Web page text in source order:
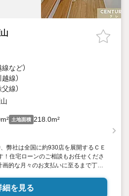
線など）
線）
線）
土地面積 218.0m²
弊社は全国に約930店を展開するＣＥ
！住宅ローンのご相談もお任せくださ
的な月々のお支払いに至るまで丁寧
にお問合せ下さい。歓迎中国籍！有中
（没有永住・0首付可）
細を見る